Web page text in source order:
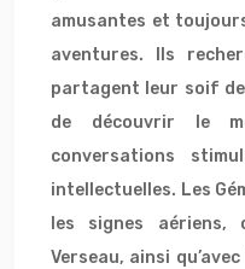
amusantes et
aventures. Ils
partagent leur soif
de découvrir le
conversations
intellectuelles. Les
les signes aériens,
Verseau, ainsi